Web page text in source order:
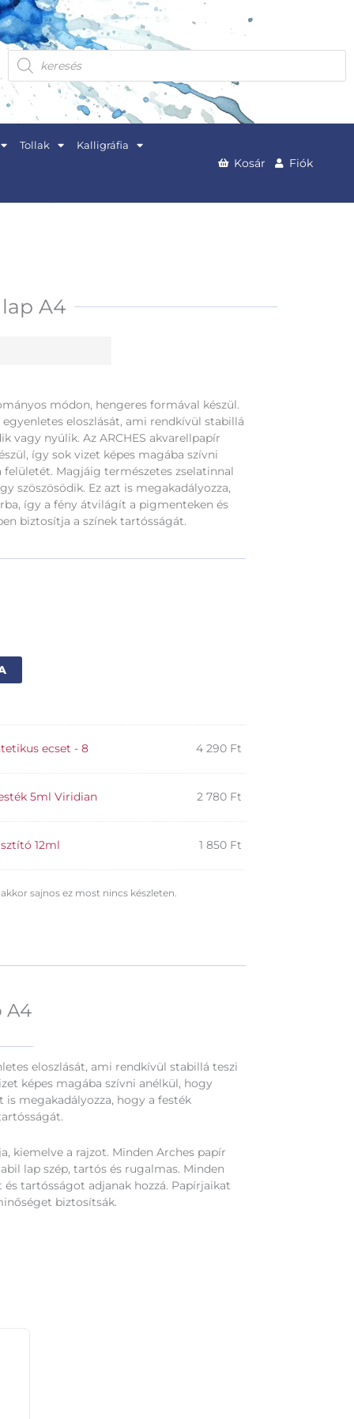
Products
search
Tollak Kalligráfia
Kosár Fiók
A4
módon, hengeres formával készül.
eloszlását, ami rendkívül stabillá
vagy nyúlik. Az ARCHES akvarellpapír
így sok vizet képes magába szívni
Magjáig természetes zselatinnal
szöszösödik. Ez azt is megakadályozza,
így a fény átvilágít a pigmenteken és
biztosítja a színek tartósságát.
ecset - 8 4 290 Ft
5ml Viridian 2 780 Ft
12ml 1 850 Ft
sajnos ez most nincs készleten.
A4
eloszlását, ami rendkívül stabillá teszi
képes magába szívni anélkül, hogy
megakadályozza, hogy a festék
kiemelve a rajzot. Minden Arches papír
lap szép, tartós és rugalmas. Minden
tartósságot adjanak hozzá. Papírjaikat
biztosítsák.